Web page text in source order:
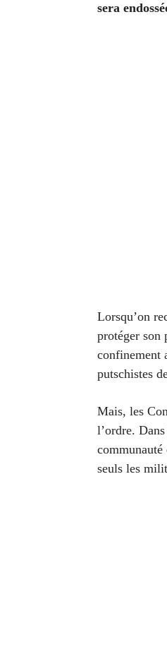
sera
Lorsqu’on
protéger son
confinement
putschistes
Mais, les
l’ordre.
seuls les